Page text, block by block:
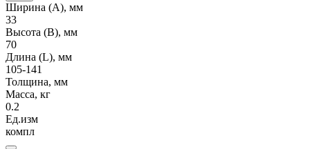
Ширина (А), мм
33
Высота (В), мм
70
Длина (L), мм
105-141
Толщина, мм
Масса, кг
0.2
Ед.изм
компл